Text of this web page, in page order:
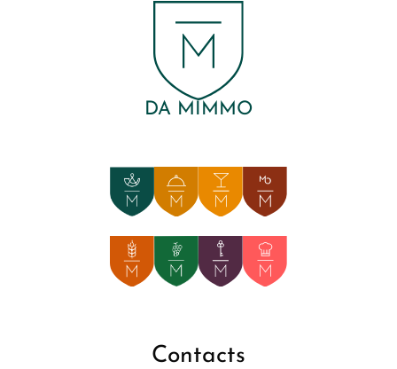
DA MIMMO
Contacts